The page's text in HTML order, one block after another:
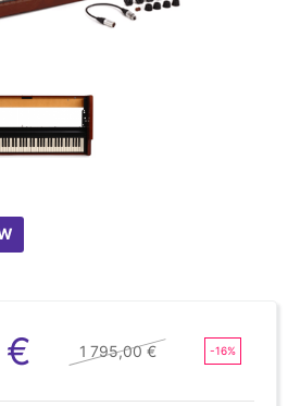
1 795,00 € -16%